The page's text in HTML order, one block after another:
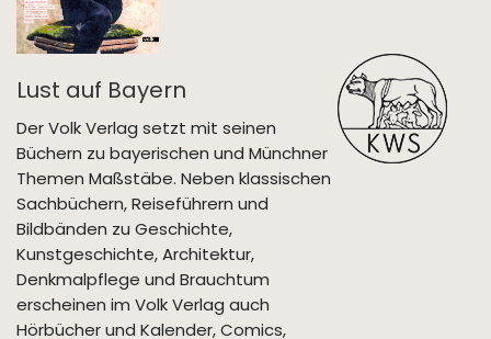
Lust auf Bayern
Der Volk Verlag setzt mit seinen
Büchern zu bayerischen und Münchner
Themen Maßstäbe. Neben klassischen
Sachbüchern, Reiseführern und
Bildbänden zu Geschichte,
Kunstgeschichte, Architektur,
Denkmalpflege und Brauchtum
erscheinen im Volk Verlag auch
Hörbücher und Kalender, Comics,